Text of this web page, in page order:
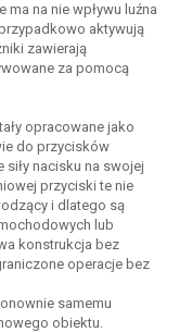
na nie wpływu luźna
aktywują
zawierają
za pomocą
opracowane jako
do przycisków
nacisku na swojej
przyciski te nie
i dlatego są
lub
konstrukcja bez
operacje bez
samemu
obiektu.